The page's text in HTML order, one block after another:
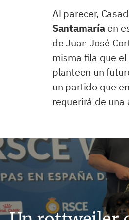
Al parecer,
Santamaría en
de Juan José
misma fila que
planteen un
un partido que
requerirá de una